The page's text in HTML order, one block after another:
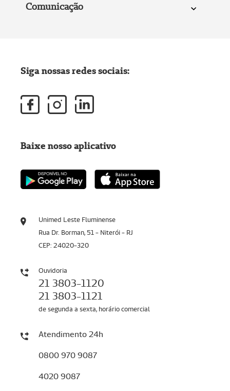
Comunicação
Unimed Leste Fluminense
Rua Dr. Borman, 51 - Niterói - RJ
CEP: 24020-320
Ouvidoria
21 3803-1120
21 3803-1121
de segunda a sexta, horário comercial
Atendimento 24h
0800 970 9087
4020 9087
Siga nossas redes sociais:
Baixe nosso aplicativo